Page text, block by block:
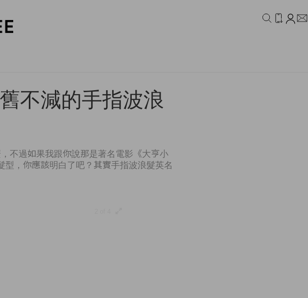
不減的手指波浪
不過如果我跟你說那是著名電影《大亨小
，你應該明白了吧？其實手指波浪髮英名